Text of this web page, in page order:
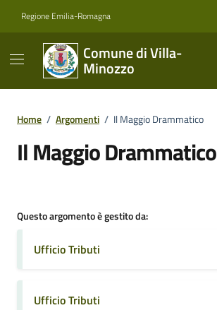
Regione Emilia-Romagna
Comune di Villa-
Minozzo
Home / Argomenti / Il Maggio Drammatico
Il Maggio Drammatico
Questo argomento è gestito da:
Ufficio Tributi
Ufficio Tributi